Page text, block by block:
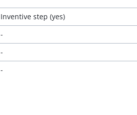
Inventive step (yes)
-
-
-